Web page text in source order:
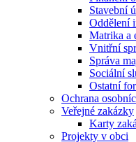
Stavební
Oddělení
Matrika a
Vnitřní
Správa
Sociální
Ostatní
Ochrana
Veřejné zakázky
Karty
Projekty v obci